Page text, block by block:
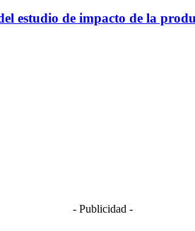
estudio de impacto de la
- Publicidad -